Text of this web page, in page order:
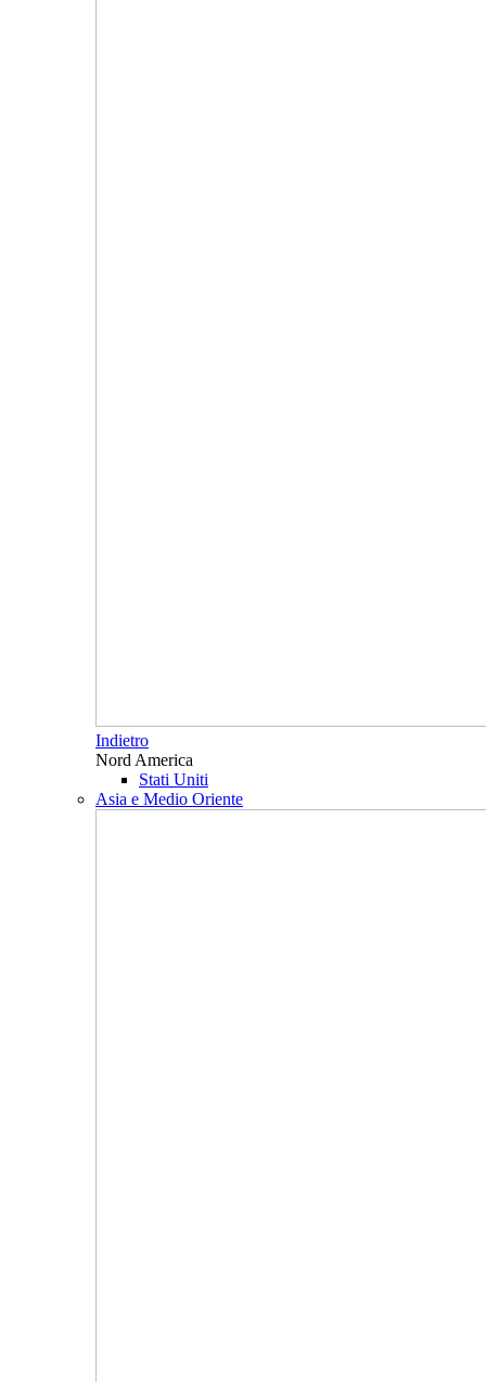
Indietro
Nord America
Stati Uniti
Asia e Medio Oriente